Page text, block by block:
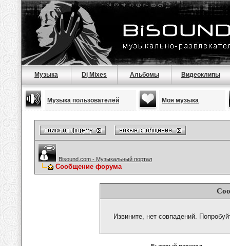
Музыка Dj Mixes Альбомы Видеоклипы
Музыка пользователей Моя музыка
Bisound.com - Музыкальный портал
Сообщение форума
Извините, нет совпадений.